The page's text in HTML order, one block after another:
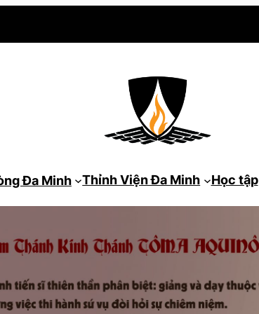
Đa Minh Thỉnh Viện Đa Minh Học tập